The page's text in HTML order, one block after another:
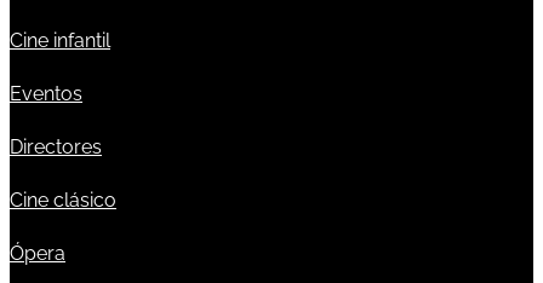
Cine infantil
Eventos
Directores
Cine clásico
Ópera